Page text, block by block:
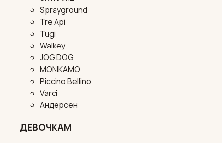
Sprayground
Tre Api
Tugi
Walkey
JOG DOG
MONIKAMO
Piccino Bellino
Varci
Андерсен
ДЕВОЧКАМ